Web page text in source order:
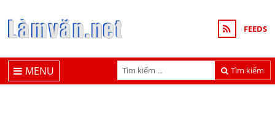
FEEDS
Tìm kiếm
MENU